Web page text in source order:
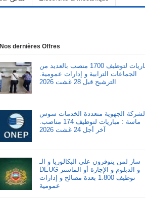
Nos dernières Offres
مباريات لتوظيف 1700 منصب بالعديد من
الجماعات الترابية و إدارات عمومية.
الترشيح قبل 28 غشت 2026
الشركة الجهوية متعددة الخدمات سوس
ماسة : مباريات لتوظيف 174 مناصب.
آخر أجل 24 غشت 2026
سار لمن يتوفرون على البكالوريا و الـ
DEUG و الدبلوم و الإجازة أو الماستر
توظيف 1.800 بعدة مصالح و إدارات
عمومية